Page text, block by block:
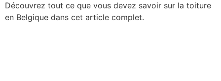
Découvrez tout ce que vous devez savoir sur la toiture
en Belgique dans cet article complet.